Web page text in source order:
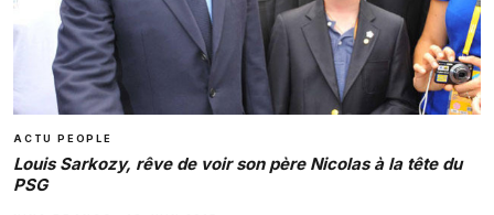
ACTU PEOPLE
Louis Sarkozy, rêve de voir son père Nicolas à la tête du
PSG